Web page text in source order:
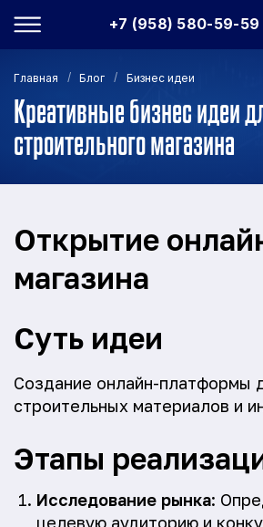
+7 (958) 580-59-59
Главная / Блог / Бизнес идеи
Креативные бизнес идеи
строительного магазина
Открытие
магазина
Суть идеи
Создание онлайн-платформы
строительных материалов и
Этапы
Исследование рынка:
целевую аудиторию и